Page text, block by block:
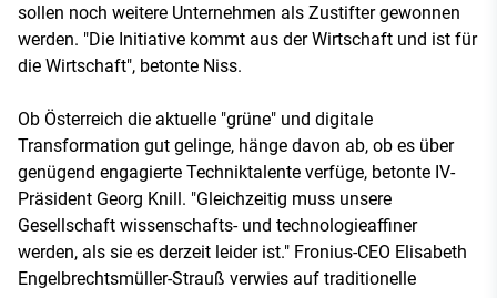
sollen noch weitere Unternehmen als Zustifter gewonnen
werden. "Die Initiative kommt aus der Wirtschaft und ist für
die Wirtschaft", betonte Niss.
Ob Österreich die aktuelle "grüne" und digitale
Transformation gut gelinge, hänge davon ab, ob es über
genügend engagierte Techniktalente verfüge, betonte IV-
Präsident Georg Knill. "Gleichzeitig muss unsere
Gesellschaft wissenschafts- und technologieaffiner
werden, als sie es derzeit leider ist." Fronius-CEO Elisabeth
Engelbrechtsmüller-Strauß verwies auf traditionelle